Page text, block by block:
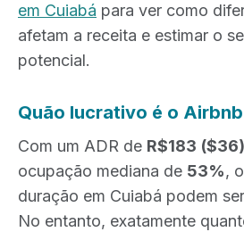
em Cuiabá para ver como
afetam a receita e estimar o
potencial.
Quão lucrativo é o
Com um ADR de R$183 ($36)
ocupação mediana de 53%,
duração em Cuiabá podem
No entanto, exatamente